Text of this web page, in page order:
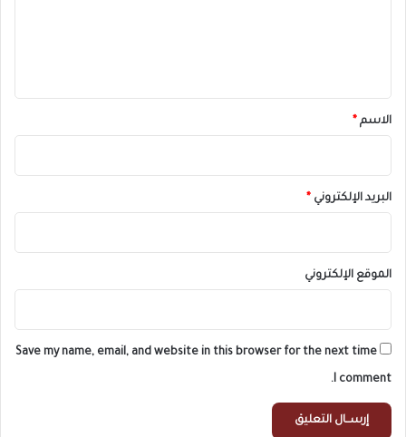
*
الاسم *
البريد الإلكتروني *
الموقع الإلكتروني
Save my name, email, and website in this browser for the next time
I comment.